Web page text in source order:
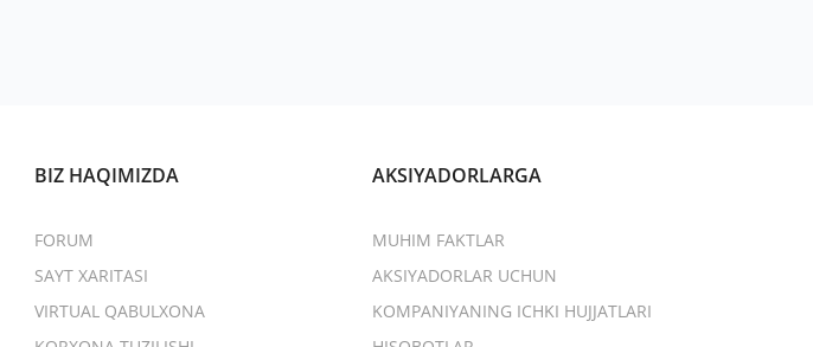
BIZ HAQIMIZDA
FORUM
SAYT XARITASI
VIRTUAL QABULXONA
AKSIYADORLARGA
MUHIM FAKTLAR
AKSIYADORLAR UCHUN
KOMPANIYANING ICHKI HUJJATLARI